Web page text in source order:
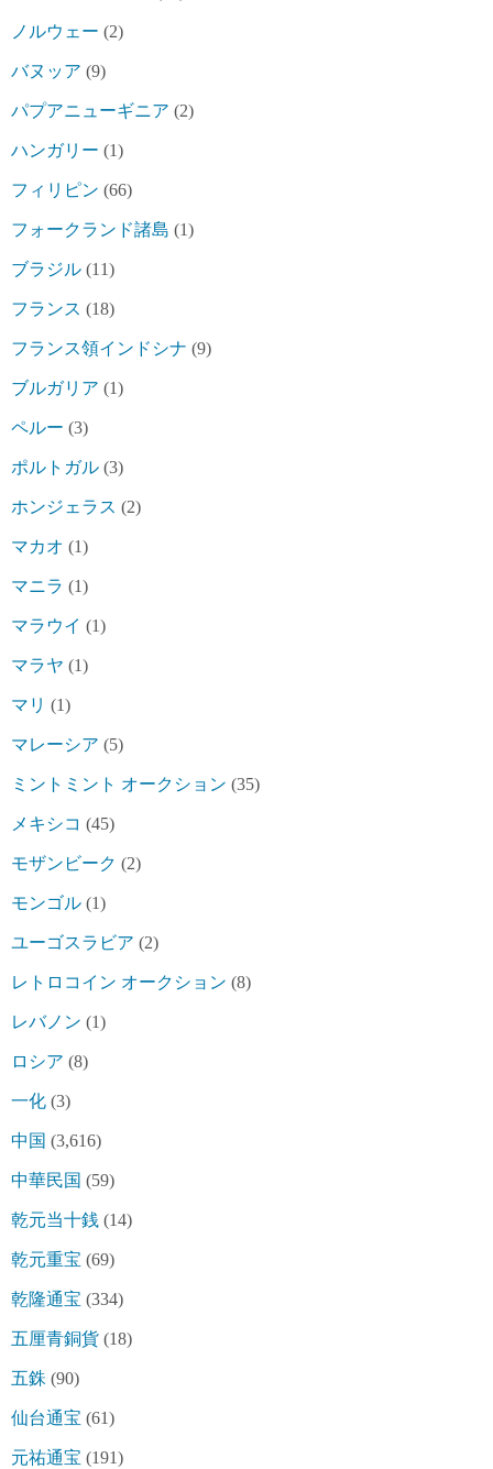
ノルウェー (2)
バヌッア (9)
パプアニューギニア (2)
ハンガリー (1)
フィリピン (66)
フォークランド諸島 (1)
ブラジル (11)
フランス (18)
フランス領インドシナ (9)
ブルガリア (1)
ペルー (3)
ポルトガル (3)
ホンジェラス (2)
マカオ (1)
マニラ (1)
マラウイ (1)
マラヤ (1)
マリ (1)
マレーシア (5)
ミントミント オークション (35)
メキシコ (45)
モザンビーク (2)
モンゴル (1)
ユーゴスラビア (2)
レトロコイン オークション (8)
レバノン (1)
ロシア (8)
一化 (3)
中国 (3,616)
中華民国 (59)
乾元当十銭 (14)
乾元重宝 (69)
乾隆通宝 (334)
五厘青銅貨 (18)
五銖 (90)
仙台通宝 (61)
元祐通宝 (191)